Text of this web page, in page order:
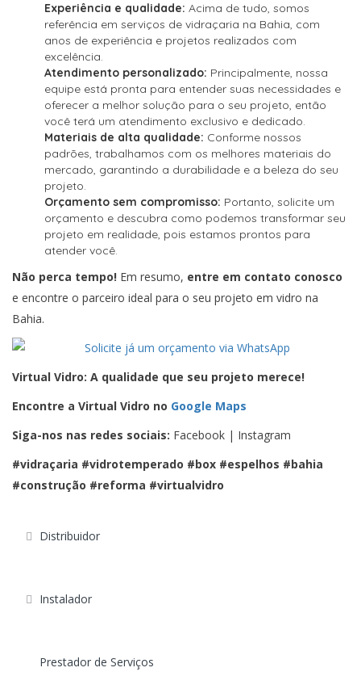
Experiência e qualidade: Acima de tudo, somos
referência em serviços de vidraçaria na Bahia, com
anos de experiência e projetos realizados com
excelência.
Atendimento personalizado: Principalmente, nossa
equipe está pronta para entender suas necessidades e
oferecer a melhor solução para o seu projeto, então
você terá um atendimento exclusivo e dedicado.
Materiais de alta qualidade: Conforme nossos
padrões, trabalhamos com os melhores materiais do
mercado, garantindo a durabilidade e a beleza do seu
projeto.
Orçamento sem compromisso: Portanto, solicite um
orçamento e descubra como podemos transformar seu
projeto em realidade, pois estamos prontos para
atender você.
Não perca tempo! Em resumo, entre em contato conosco
e encontre o parceiro ideal para o seu projeto em vidro na
Bahia.
Virtual Vidro: A qualidade que seu projeto merece!
Encontre a Virtual Vidro no Google Maps
Siga-nos nas redes sociais: Facebook | Instagram
#vidraçaria #vidrotemperado #box #espelhos #bahia
#construção #reforma #virtualvidro
Distribuidor
Instalador
Prestador de Serviços